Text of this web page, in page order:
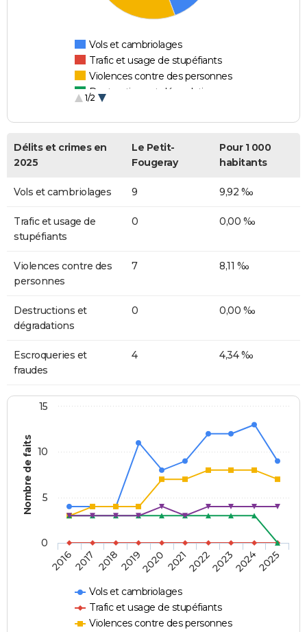
Vols et cambriolages
Trafic et usage de stupéfiants
Violences contre des personnes
Destructions et dégradations
1/2
Délits et crimes en
2025
Le Petit-
Fougeray
Pour 1 000
habitants
Vols et cambriolages 9 9,92 ‰
Trafic et usage de
stupéfiants
0 0,00 ‰
Violences contre des
personnes
7 8,11 ‰
Destructions et
dégradations
0 0,00 ‰
Escroqueries et
fraudes
4 4,34 ‰
Nombre de faits
Vols et cambriolages
Trafic et usage de stupéfiants
Violences contre des personnes
20162017 20182019202020212022202320242025
0
5
10
15